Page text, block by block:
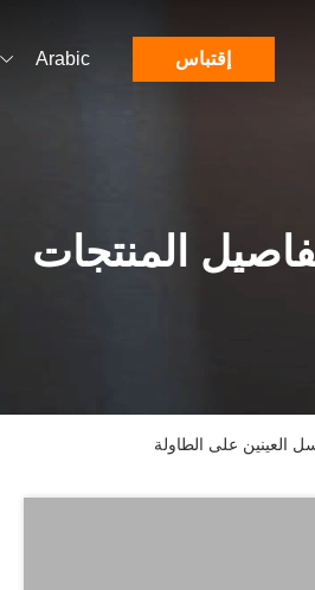
إقتباس Arabic
المنتجات
العينين على الطاولة